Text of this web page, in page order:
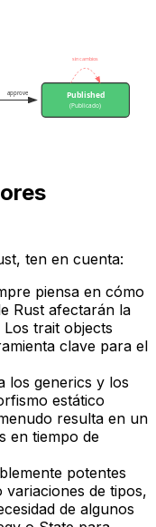
Published
(Publicado)
approve
sin cambios
ten en cuenta:
piensa en cómo
Rust afectarán la
trait objects
clave para el
los generics y los
estático
resulta en un
en tiempo de
potentes
de tipos,
de algunos